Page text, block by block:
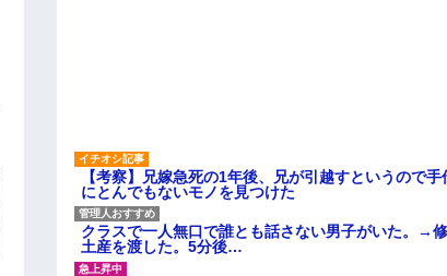
【考察】兄嫁急死の1年後、兄が引越すというので
にとんでもないモノを見つけた
クラスで一人無口で誰とも話さない男子がいた。→
土産を渡した。5分後…